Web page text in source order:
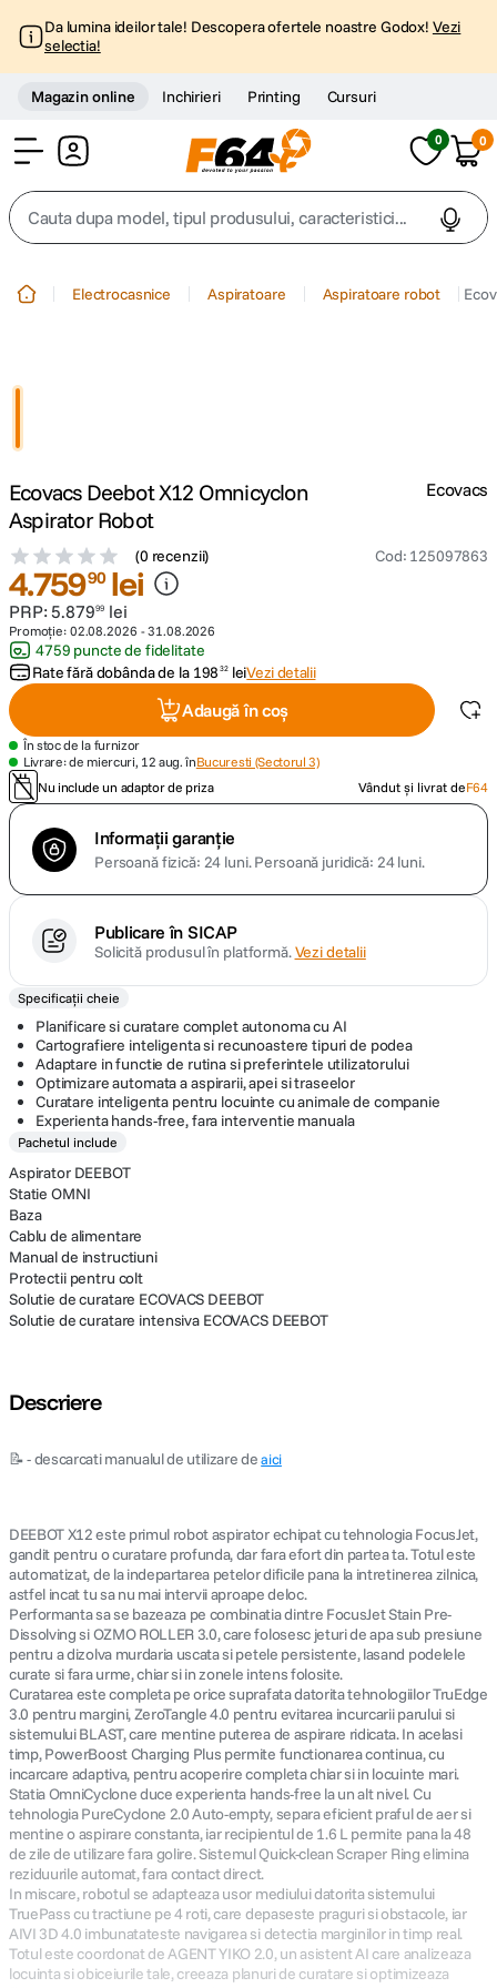
Da lumina ideilor tale! Descopera ofertele noastre Godox! Vezi
selectia!
Magazin online Inchirieri Printing Cursuri
0 0
Cauta dupa model, tipul produsului, caracteristici...
4. peak design
canon sx740 hs
6. lavaliera
7. card memorie
dji mic mini
9. dji osmo
insta 360
Electrocasnice Aspiratoare Aspiratoare robot
Ecovacs Deebot X12 Omnicyclon
Aspirator Robot
(0 recenzii) Cod: 125097863
Ecovacs
4.75990 lei
PRP:5.87999 lei
Promoție: 02.08.2026 -31.08.2026
4759 puncte de fidelitate
Rate fără dobânda de la 198 32 leiVezi detalii
Adaugă în coș
În stoc de la furnizor
Livrare: de miercuri, 12 aug. înBucuresti (Sectorul 3)
Nu include un adaptor de priza
Vândut și livrat deF64
Informații garanție
Persoană fizică: 24 luni.Persoană juridică: 24 luni.
Publicare în SICAP
Solicită produsul în platformă.Vezi detalii
Specificații cheie
Planificare si curatare complet autonoma cu AI
Cartografiere inteligenta si recunoastere tipuri de podea
Adaptare in functie de rutina si preferintele utilizatorului
Optimizare automata a aspirarii, apei si traseelor
Curatare inteligenta pentru locuinte cu animale de companie
Experienta hands-free, fara interventie manuala
Pachetul include
Aspirator DEEBOT
Statie OMNI
Baza
Cablu de alimentare
Manual de instructiuni
Protectii pentru colt
Solutie de curatare ECOVACS DEEBOT
Solutie de curatare intensiva ECOVACS DEEBOT
Descriere
📝 - descarcati manualul de utilizare deaici
DEEBOT X12 este primul robot aspirator echipat cu tehnologia FocusJet,
gandit pentru o curatare profunda, dar fara efort din partea ta. Totul este
automatizat, de la indepartarea petelor dificile pana la intretinerea zilnica,
astfel incat tu sa nu mai intervii aproape deloc.
Performanta sa se bazeaza pe combinatia dintre FocusJet Stain Pre-
Dissolving si OZMO ROLLER 3.0, care folosesc jeturi de apa sub presiune
pentru a dizolva murdaria uscata si petele persistente, lasand podelele
curate si fara urme, chiar si in zonele intens folosite.
Curatarea este completa pe orice suprafata datorita tehnologiilor TruEdge
3.0 pentru margini, ZeroTangle 4.0 pentru evitarea incurcarii parului si
sistemului BLAST, care mentine puterea de aspirare ridicata. In acelasi
timp, PowerBoost Charging Plus permite functionarea continua, cu
incarcare adaptiva, pentru acoperire completa chiar si in locuinte mari.
Statia OmniCyclone duce experienta hands-free la un alt nivel. Cu
tehnologia PureCyclone 2.0 Auto-empty, separa eficient praful de aer si
mentine o aspirare constanta, iar recipientul de 1.6 L permite pana la 48
de zile de utilizare fara golire. Sistemul Quick-clean Scraper Ring elimina
reziduurile automat, fara contact direct.
In miscare, robotul se adapteaza usor mediului datorita sistemului
TruePass cu tractiune pe 4 roti, care depaseste praguri si obstacole, iar
AIVI 3D 4.0 imbunatateste navigarea si detectia marginilor in timp real.
Totul este coordonat de AGENT YIKO 2.0, un asistent AI care analizeaza
locuinta si obiceiurile tale, creeaza planuri de curatare si optimizeaza